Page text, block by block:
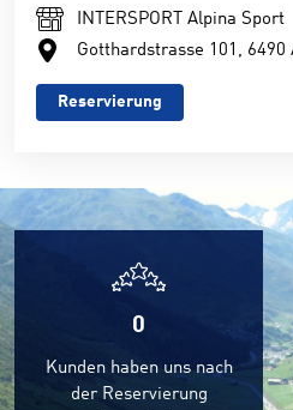
INTERSPORT Alpina Sport
Gotthardstrasse 101, 6490
Reservierung
0
Kunden haben uns nach
der Reservierung